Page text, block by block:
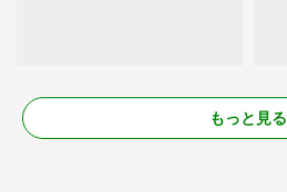
もっと見る